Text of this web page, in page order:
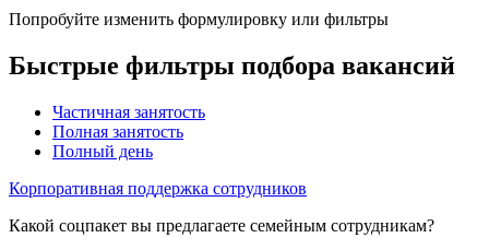
Попробуйте изменить формулировку или фильтры
Быстрые фильтры подбора вакансий
Частичная занятость
Полная занятость
Полный день
Корпоративная поддержка сотрудников
Какой соцпакет вы предлагаете семейным сотрудникам?